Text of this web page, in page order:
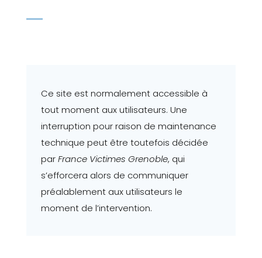
Ce site est normalement accessible à
tout moment aux utilisateurs. Une
interruption pour raison de maintenance
technique peut être toutefois décidée
parFrance Victimes Grenoble, qui
s’efforcera alors de communiquer
préalablement aux utilisateurs le
moment de l’intervention.